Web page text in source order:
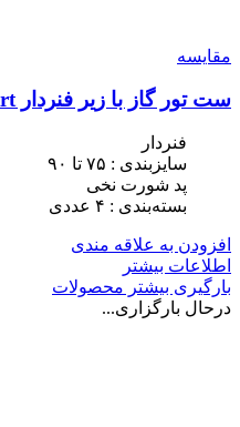
مقایسه
ست تور گاز با زیر فنردار trt
فنردار
سایزبندی : ٧۵ تا ٩٠
پد شورت نخی
بسته‌بندی : ۴ عددی
افزودن به علاقه مندی
اطلاعات بیشتر
بارگیری بیشتر محصولات
درحال بارگزاری...